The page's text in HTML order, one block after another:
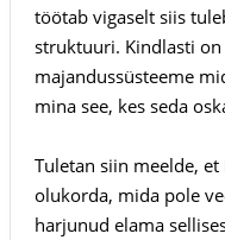
töötab vigaselt siis
struktuuri. Kindlasti
majandussüsteeme
mina see, kes seda
Tuletan siin meelde,
olukorda, mida pole
harjunud elama